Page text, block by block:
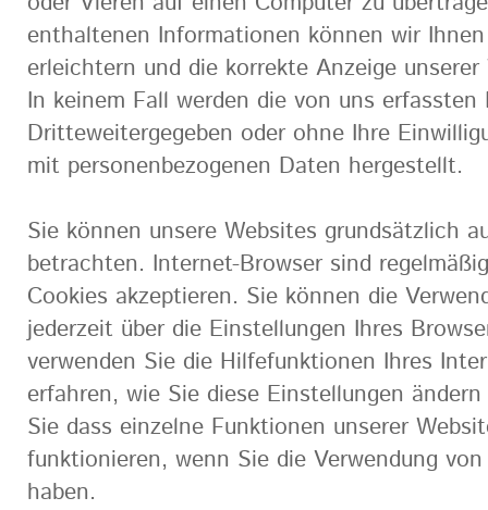
enthaltenen Informationen können wir
erleichtern und die korrekte Anzeige
In keinem Fall werden die von uns erfassten
Dritteweitergegeben oder ohne Ihre
mit personenbezogenen Daten hergestellt.
Sie können unsere Websites grundsätzlich
betrachten. Internet-Browser sind
Cookies akzeptieren. Sie können die
jederzeit über die Einstellungen Ihres
verwenden Sie die Hilfefunktionen Ihres
erfahren, wie Sie diese Einstellungen
Sie dass einzelne Funktionen unserer
funktionieren, wenn Sie die Verwendung
haben.